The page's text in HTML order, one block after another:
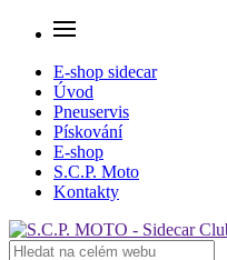
E-shop sidecar
Úvod
Pneuservis
Pískování
E-shop
S.C.P. Moto
Kontakty